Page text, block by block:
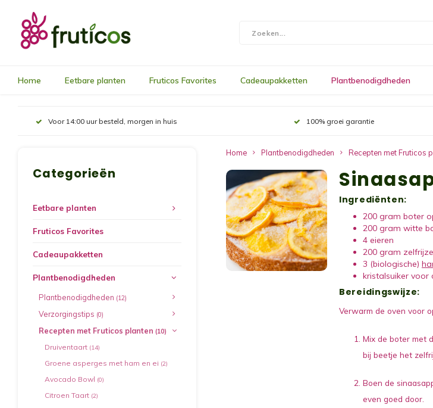
Home Eetbare planten Fruticos Favorites Cadeaupakketten Plantbenodigdheden
Voor 14:00 uur besteld, morgen in huis 100% groei garantie
Categorieën
Eetbare planten
Fruticos Favorites
Cadeaupakketten
Plantbenodigdheden
Plantbenodigdheden (12)
Verzorgingstips (0)
Recepten met Fruticos planten (10)
Druiventaart (14)
Groene asperges met ham en ei (2)
Avocado Bowl (0)
Citroen Taart (2)
Home Plantbenodigdheden Recepten met Fruticos
Ingrediënten:
200 gram boter
200 gram witte
4 eieren
200 gram
3 (biologische)
kristalsuiker voor
Bereidingswijze:
Verwarm de oven voor
Mix de boter met
bij beetje het
Boen de
even goed door.